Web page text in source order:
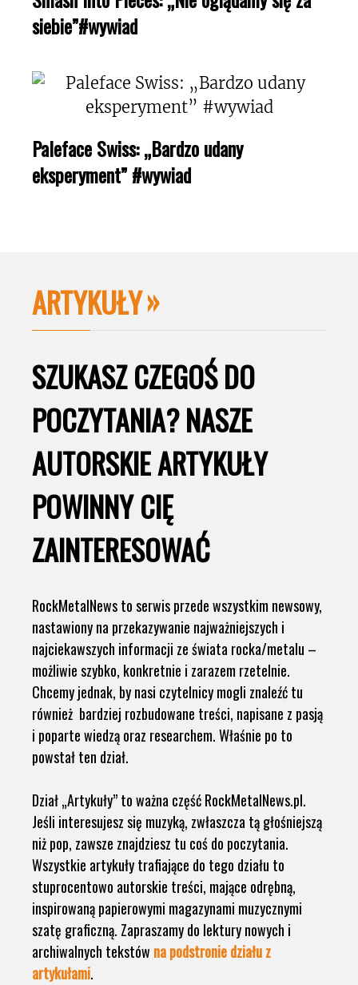
siebie”#wywiad
Paleface Swiss: „Bardzo udany
eksperyment” #wywiad
ARTYKUŁY
SZUKASZ CZEGOŚ DO
POCZYTANIA? NASZE
AUTORSKIE ARTYKUŁY
POWINNY CIĘ
ZAINTERESOWAĆ
RockMetalNews to serwis przede wszystkim newsowy,
nastawiony na przekazywanie najważniejszych i
najciekawszych informacji ze świata rocka/metalu –
możliwie szybko, konkretnie i zarazem rzetelnie.
Chcemy jednak, by nasi czytelnicy mogli znaleźć tu
również bardziej rozbudowane treści, napisane z pasją
i poparte wiedzą oraz researchem. Właśnie po to
powstał ten dział.
Dział „Artykuły” to ważna część RockMetalNews.pl.
Jeśli interesujesz się muzyką, zwłaszcza tą głośniejszą
niż pop, zawsze znajdziesz tu coś do poczytania.
Wszystkie artykuły trafiające do tego działu to
stuprocentowo autorskie treści, mające odrębną,
inspirowaną papierowymi magazynami muzycznymi
szatę graficzną. Zapraszamy do lektury nowych i
archiwalnych tekstów na podstronie działu z
artykułami.